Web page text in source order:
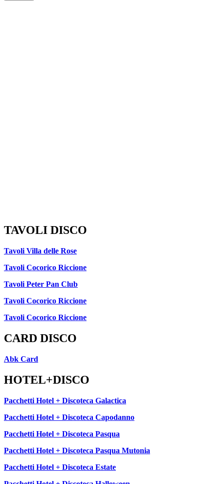
TAVOLI DISCO
Tavoli Villa delle Rose
Tavoli Cocorico Riccione
Tavoli Peter Pan Club
Tavoli Cocorico Riccione
Tavoli Cocorico Riccione
CARD DISCO
Abk Card
HOTEL+DISCO
Pacchetti Hotel + Discoteca Galactica
Pacchetti Hotel + Discoteca Capodanno
Pacchetti Hotel + Discoteca Pasqua
Pacchetti Hotel + Discoteca Pasqua Mutonia
Pacchetti Hotel + Discoteca Estate